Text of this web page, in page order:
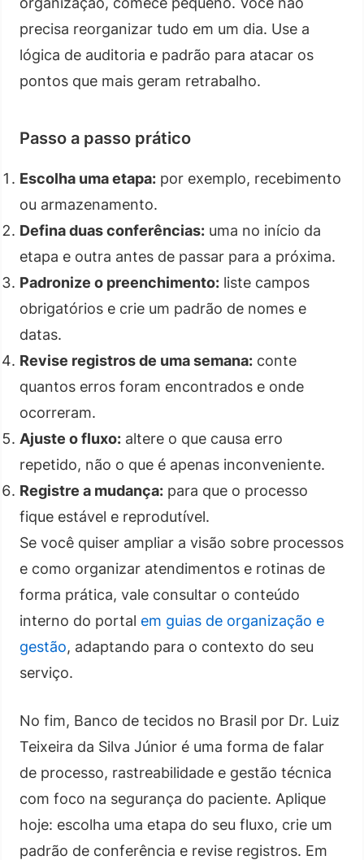
precisa reorganizar tudo em um dia. Use a
lógica de auditoria e padrão para atacar os
pontos que mais geram retrabalho.
Passo a passo prático
Escolha uma etapa: por exemplo, recebimento
ou armazenamento.
Defina duas conferências: uma no início da
etapa e outra antes de passar para a próxima.
Padronize o preenchimento: liste campos
obrigatórios e crie um padrão de nomes e
datas.
Revise registros de uma semana: conte
quantos erros foram encontrados e onde
ocorreram.
Ajuste o fluxo: altere o que causa erro
repetido, não o que é apenas inconveniente.
Registre a mudança: para que o processo
fique estável e reprodutível.
Se você quiser ampliar a visão sobre processos
e como organizar atendimentos e rotinas de
forma prática, vale consultar o conteúdo
interno do portal em guias de organização e
gestão, adaptando para o contexto do seu
serviço.
No fim, Banco de tecidos no Brasil por Dr. Luiz
Teixeira da Silva Júnior é uma forma de falar
de processo, rastreabilidade e gestão técnica
com foco na segurança do paciente. Aplique
hoje: escolha uma etapa do seu fluxo, crie um
padrão de conferência e revise registros. Em